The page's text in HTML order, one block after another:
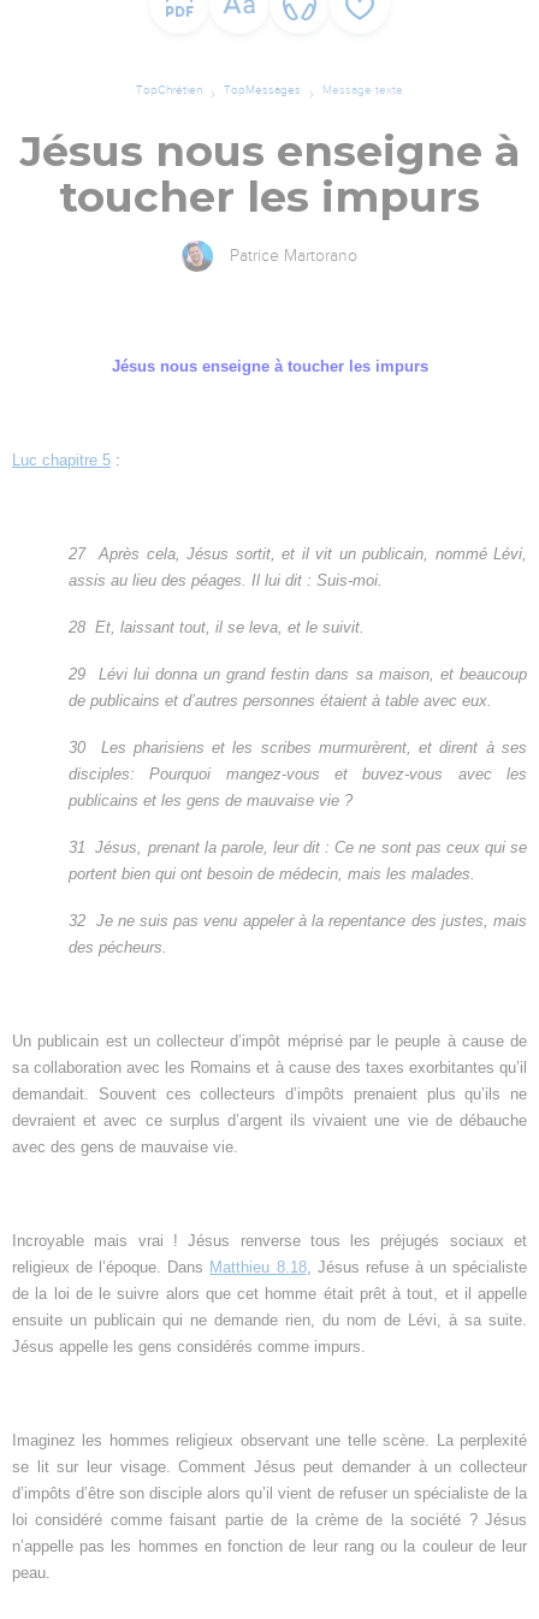
TopChrétien TopMessages Message texte
Jésus nous enseigne à
toucher les impurs
Patrice Martorano
Jésus nous enseigne à toucher les impurs
Luc chapitre 5 :
27
Après cela, Jésus sortit, et il vit un publicain, nommé Lévi,
assis au lieu des péages. Il lui dit : Suis-moi.
28 Et, laissant tout, il se leva, et le suivit.
29
Lévi lui donna un grand festin dans sa maison, et beaucoup
de publicains et d’autres personnes étaient à table avec eux.
30
Les pharisiens et les scribes murmurèrent, et dirent à ses
disciples: Pourquoi mangez-vous et buvez-vous avec les
publicains et les gens de mauvaise vie ?
31
Jésus, prenant la parole, leur dit : Ce ne sont pas ceux qui se
portent bien qui ont besoin de médecin, mais les malades.
32 Je ne suis pas venu appeler à la repentance des justes, mais
des pécheurs.
Un publicain est un collecteur d’impôt méprisé par le peuple à cause de
sa collaboration avec les Romains et à cause des taxes exorbitantes qu’il
demandait. Souvent ces collecteurs d’impôts prenaient plus qu’ils ne
devraient et avec ce surplus d’argent ils vivaient une vie de débauche
avec des gens de mauvaise vie.
Incroyable mais vrai ! Jésus renverse tous les préjugés sociaux et
religieux de l’époque. Dans Matthieu 8.18, Jésus refuse à un spécialiste
de la loi de le suivre alors que cet homme était prêt à tout, et il appelle
ensuite un publicain qui ne demande rien, du nom de Lévi, à sa suite.
Jésus appelle les gens considérés comme impurs.
Imaginez les hommes religieux observant une telle scène. La perplexité
se lit sur leur visage. Comment Jésus peut demander à un collecteur
d’impôts d’être son disciple alors qu’il vient de refuser un spécialiste de la
loi considéré comme faisant partie de la crème de la société ? Jésus
n’appelle pas les hommes en fonction de leur rang ou la couleur de leur
peau.